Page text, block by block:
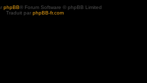
phpBB® Forum Software © phpBB Limited
Traduit par phpBB-fr.com